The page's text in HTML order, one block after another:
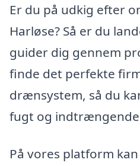
Er du på udkig efter
Harløse? Så er du
guider dig gennem
finde det perfekte
drænsystem, så du
fugt og indtrængende
På vores platform